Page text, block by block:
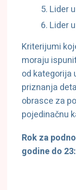
Lider
Lider
Kriterijumi
moraju
od kategorija
priznanja
obrasce za
pojedinačnu
Rok za
godine do